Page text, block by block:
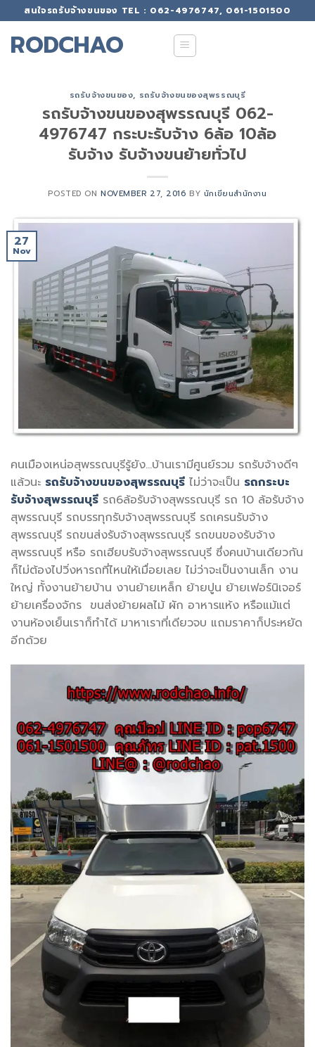
to
content
สนใจรถรับจ้างขนของ TEL : 062-4976747, 061-1501500
RODCHAO
รถรับจ้างขนของ, รถรับจ้างขนของสุพรรณบุรี
รถรับจ้างขนของสุพรรณบุรี 062-
4976747 กระบะรับจ้าง 6ล้อ 10ล้อ
รับจ้าง รับจ้างขนย้ายทั่วไป
POSTED ONNOVEMBER 27, 2016 BY นักเขียนสำนักงาน
27
Nov
คนเมืองเหน่อสุพรรณบุรีรู้ยัง…บ้านเรามีศูนย์รวม รถรับจ้างดีๆ
แล้วนะ รถรับจ้างขนของสุพรรณบุรี ไม่ว่าจะเป็น รถกระบะ
รับจ้างสุพรรณบุรี รถ6ล้อรับจ้างสุพรรณบุรี รถ 10 ล้อรับจ้าง
สุพรรณบุรี รถบรรทุกรับจ้างสุพรรณบุรี รถเครนรับจ้าง
สุพรรณบุรี รถขนส่งรับจ้างสุพรรณบุรี รถขนของรับจ้าง
สุพรรณบุรี หรือ รถเฮียบรับจ้างสุพรรณบุรี ซึ่งคนบ้านเดียวกัน
ก็ไม่ต้องไปวิ่งหารถที่ไหนให้เมื่อยเลย ไม่ว่าจะเป็นงานเล็ก งาน
ใหญ่ ทั้งงานย้ายบ้าน งานย้ายเหล็ก ย้ายปูน ย้ายเฟอร์นิเจอร์
ย้ายเครื่องจักร ขนส่งย้ายผลไม้ ผัก อาหารแห้ง หรือแม้แต่
งานห้องเย็นเราก็ทำได้ มาหาเราที่เดียวจบ แถมราคาก็ประหยัด
อีกด้วย